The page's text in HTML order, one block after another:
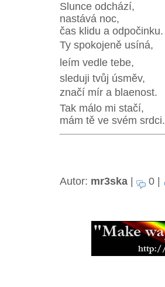
Slunce odchází,
nastává noc,
čas klidu a odpočinku.
Ty spokojeně usíná,
leím vedle tebe,
sleduji tvůj úsměv,
značí mír a blaenost.
Tak málo mi stačí,
mám tě ve svém srdci.
Autor: mr3ska 0 |